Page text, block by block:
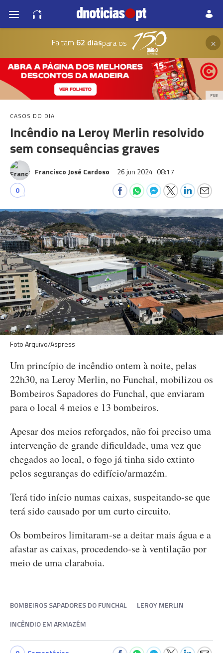
Faltam 62 diaspara os ×
PUB
CASOS DO DIA
Incêndio na Leroy Merlin resolvido
sem consequências graves
Francisco José Cardoso 26 jun 2024 08:17
0
Foto Arquivo/Aspress
Um princípio de incêndio ontem à noite, pelas
22h30, na Leroy Merlin, no Funchal, mobilizou os
Bombeiros Sapadores do Funchal, que enviaram
para o local 4 meios e 13 bombeiros.
Apesar dos meios reforçados, não foi preciso uma
intervenção de grande dificuldade, uma vez que
chegados ao local, o fogo já tinha sido extinto
pelos seguranças do edifício/armazém.
Terá tido início numas caixas, suspeitando-se que
terá sido causado por um curto circuito.
Os bombeiros limitaram-se a deitar mais água e a
afastar as caixas, procedendo-se à ventilação por
meio de uma claraboia.
BOMBEIROS SAPADORES DO FUNCHAL
LEROY MERLIN
INCÊNDIO EM ARMAZÉM